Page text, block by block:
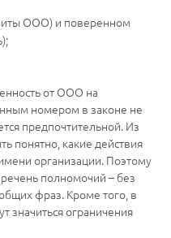
ООО) и поверенном
от ООО на
номером в законе не
предпочтительной. Из
понятно, какие действия
организации. Поэтому
полномочий – без
фраз. Кроме того, в
значиться ограничения